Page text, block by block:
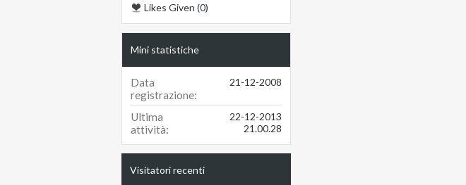
Likes Given (0)
Mini statistiche
Data
registrazione
21-12-2008
Ultima
attività
22-12-2013
21.00.28
Visitatori recenti